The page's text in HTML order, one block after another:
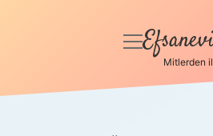
Anasayfa
menüyü
Mitlerden